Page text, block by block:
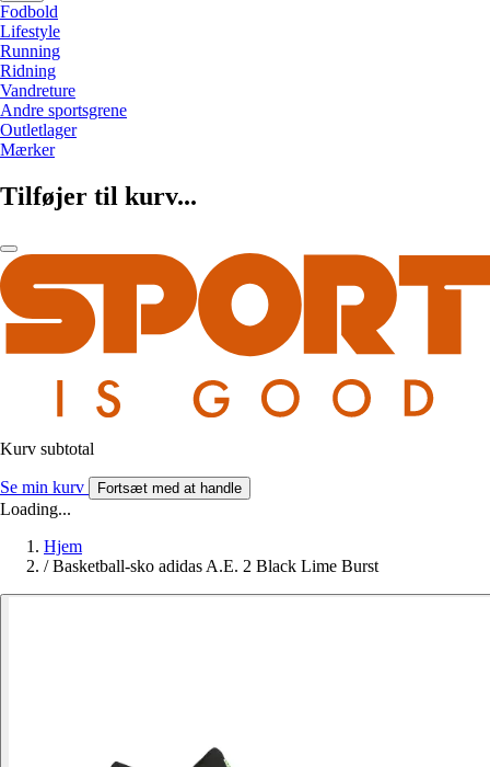
Fodbold
Lifestyle
Running
Ridning
Vandreture
Andre sportsgrene
Outletlager
Mærker
Tilføjer til kurv...
Kurv subtotal
Se min kurv Fortsæt med at handle
Loading...
Hjem
/ Basketball-sko adidas A.E. 2 Black Lime Burst